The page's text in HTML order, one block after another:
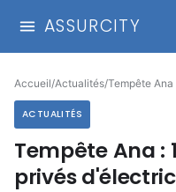
ASSURCITY
Accueil/Actualités/Tempête
ACTUALITÉS
Tempête Ana :
privés